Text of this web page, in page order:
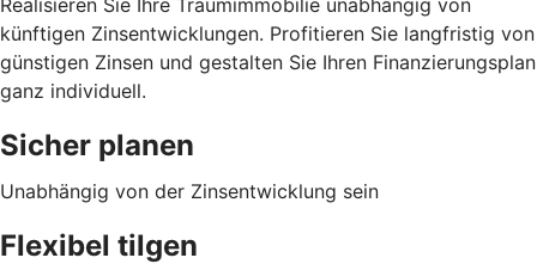
künftigen Zinsentwicklungen. Profitieren Sie langfristig von
günstigen Zinsen und gestalten Sie Ihren Finanzierungsplan
ganz individuell.
Sicher planen
Unabhängig von der Zinsentwicklung sein
Flexibel tilgen